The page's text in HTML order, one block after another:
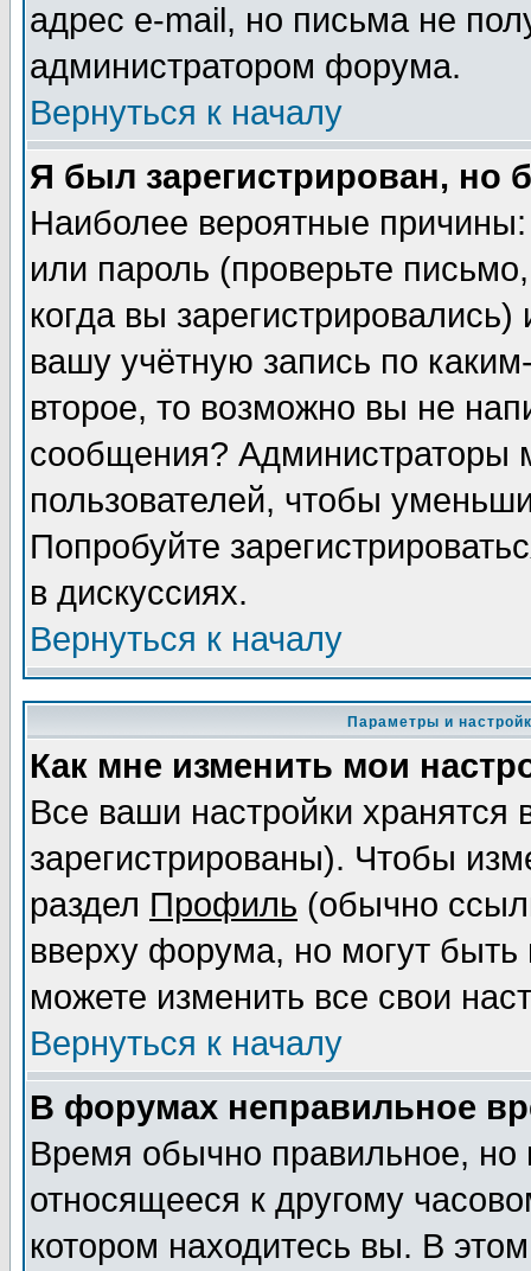
адрес e-mail, но письма не
администратором форума.
Вернуться к началу
Я был зарегистрирован, но
Наиболее вероятные
или пароль (проверьте
когда вы
вашу учётную запись по
второе, то возможно вы не
сообщения? Администраторы
пользователей, чтобы
Попробуйте
в дискуссиях.
Вернуться к началу
Параметры и
Как мне изменить мои
Все ваши настройки
зарегистрированы). Чтобы
раздел Профиль (обычно
вверху форума, но могут
можете изменить все свои
Вернуться к началу
В форумах неправильное
Время обычно правильное,
относящееся к другому
котором находитесь вы. В